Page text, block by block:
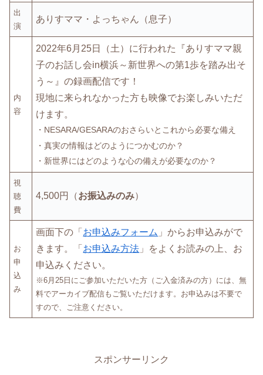
出
演
ありすママ・よっちゃん（息子）
内
容
2022年6月25日（土）に行われた『ありすママ親
子のお話し会in横浜～新世界への第1歩を踏み出そ
う～』の録画配信です！
現地に来られなかった方も映像でお楽しみいただ
けます。
・NESARA/GESARAのおさらいとこれから必要な備え
・真実の情報はどのようにつかむのか？
・新世界にはどのような心の備えが必要なのか？
視
聴
費
4,500円（お振込みのみ）
お
申
込
み
画面下の「 お申込みフォーム 」からお申込みがで
きます。「 お申込み方法 」をよくお読みの上、お
申込みください。
※6月25日にご参加いただいた方（ご入金済みの方）には、無
料でアーカイブ配信もご覧いただけます。お申込みは不要で
すので、ご注意ください。
スポンサーリンク